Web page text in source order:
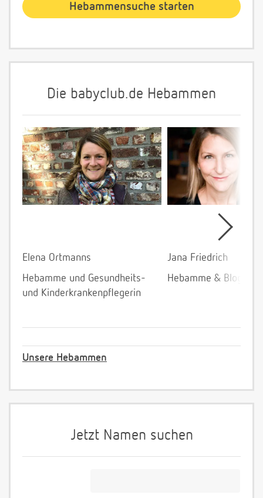
Die babyclub.de Hebammen
Elena Ortmanns
Hebamme und Gesundheits-
und Kinderkrankenpflegerin
Jana Friedrich
Hebamme &
Unsere Hebammen
Jetzt Namen suchen